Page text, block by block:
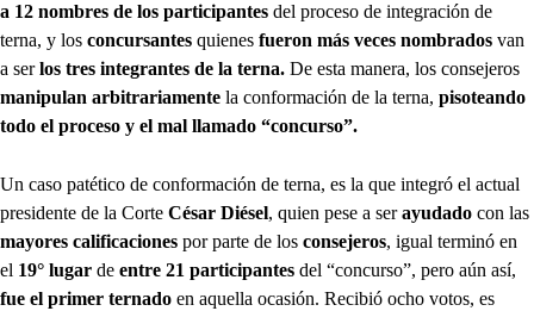
a 12 nombres de los participantes del proceso de integración de
terna, y los concursantes quienes fueron más veces nombrados van
a serlos tres integrantes de la terna. De esta manera, los consejeros
manipulan arbitrariamente la conformación de la terna, pisoteando
todo el proceso y el mal llamado “concurso”.
Un caso patético de conformación de terna, es la que integró el actual
presidente de la Corte César Diésel, quien pese a serayudado con las
mayores calificaciones por parte de los consejeros, igual terminó en
el 19° lugar de entre 21 participantes del “concurso”, pero aún así,
fue el primer ternado en aquella ocasión. Recibió ocho votos, es